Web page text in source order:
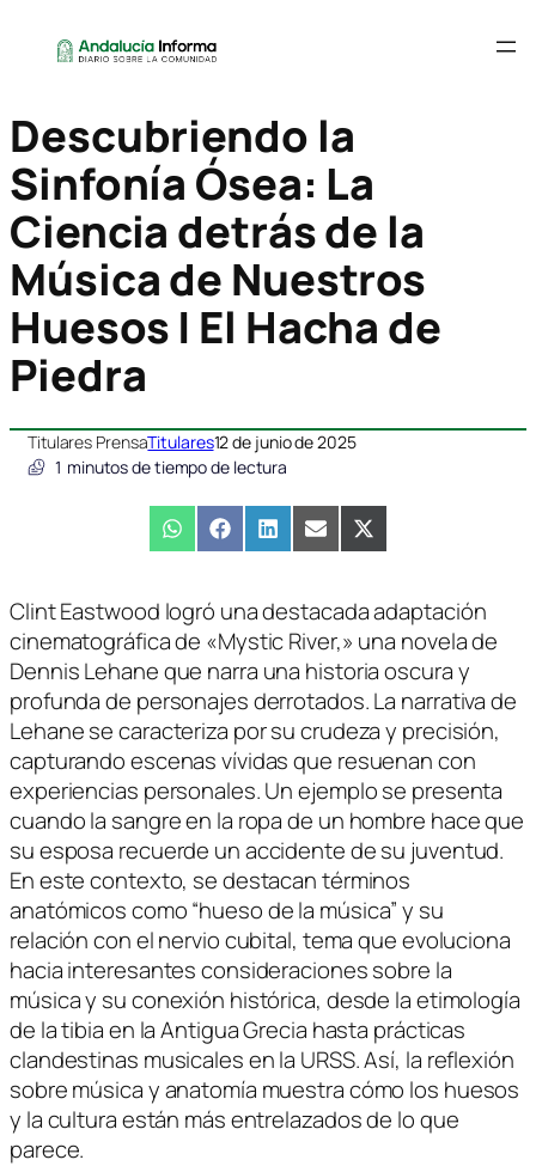
Descubriendo la
Sinfonía Ósea: La
Ciencia detrás de la
Música de Nuestros
Huesos | El Hacha de
Piedra
Titulares PrensaTitulares12 de junio de 2025
1 minutos de tiempo de lectura
Compartir
en
WhatsAppCompartir
en
FacebookCompartir
en
LinkedInCompartir
en
EmailCompartir
en
X
(Twitter)
Clint Eastwood logró una destacada adaptación
cinematográfica de «Mystic River,» una novela de
Dennis Lehane que narra una historia oscura y
profunda de personajes derrotados. La narrativa de
Lehane se caracteriza por su crudeza y precisión,
capturando escenas vívidas que resuenan con
experiencias personales. Un ejemplo se presenta
cuando la sangre en la ropa de un hombre hace que
su esposa recuerde un accidente de su juventud.
En este contexto, se destacan términos
anatómicos como “hueso de la música” y su
relación con el nervio cubital, tema que evoluciona
hacia interesantes consideraciones sobre la
música y su conexión histórica, desde la etimología
de la tibia en la Antigua Grecia hasta prácticas
clandestinas musicales en la URSS. Así, la reflexión
sobre música y anatomía muestra cómo los huesos
y la cultura están más entrelazados de lo que
parece.